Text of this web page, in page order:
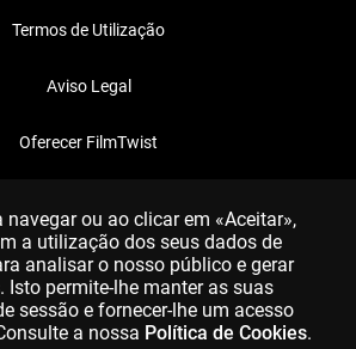
Termos de Utilização
Aviso Legal
Oferecer FilmTwist
navegar ou ao clicar em «Aceitar»,
a utilização dos seus dados de
analisar o nosso público e gerar
Isto permite-lhe manter as suas
sessão e fornecer-lhe um acesso
a nossa Política de Cookies.